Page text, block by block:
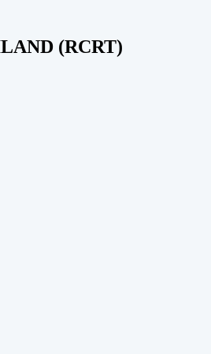
(RCRT)